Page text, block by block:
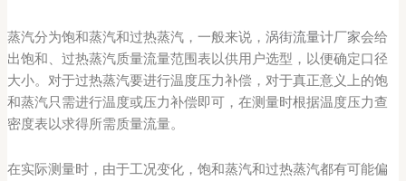
蒸汽分为饱和蒸汽和过热蒸汽，一般来说， 涡街流量计厂家会给
出饱和、过热蒸汽质量流量范围表以供用户选型，以便确定口径
大小。对于过热蒸汽要进行温度压力补偿，对于真正意义上的饱
和蒸汽只需进行温度或压力补偿即可，在测量时根据温度压力查
密度表以求得所需质量流量。
在实际测量时，由于工况变化，饱和蒸汽和过热蒸汽都有可能偏